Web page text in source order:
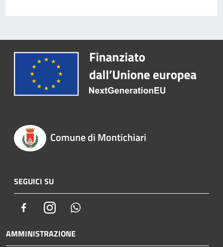
Comune di Montichiari
SEGUICI SU
FacebookInstagram
AMMINISTRAZIONE